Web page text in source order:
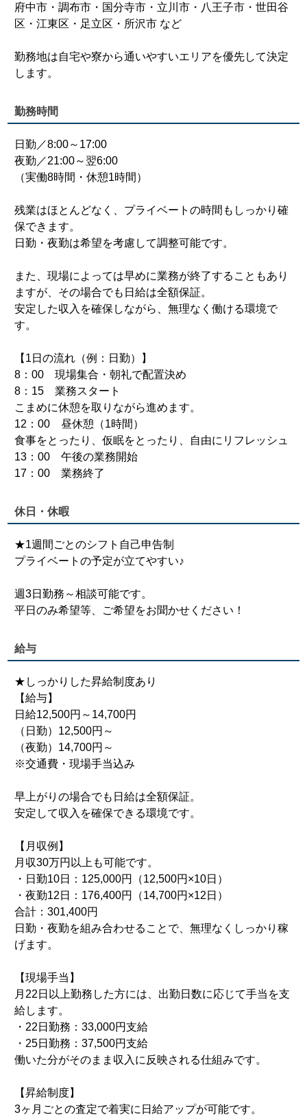
府中市・調布市・国分寺市・立川市・八王子市・世田谷
区・江東区・足立区・所沢市 など
勤務地は自宅や寮から通いやすいエリアを優先して決定
します。
勤務時間
日勤／8:00～17:00
夜勤／21:00～翌6:00
（実働8時間・休憩1時間）
残業はほとんどなく、プライベートの時間もしっかり確
保できます。
日勤・夜勤は希望を考慮して調整可能です。
また、現場によっては早めに業務が終了することもあり
ますが、その場合でも日給は全額保証。
安定した収入を確保しながら、無理なく働ける環境で
す。
【1日の流れ（例：日勤）】
8：00 現場集合・朝礼で配置決め
8：15 業務スタート
こまめに休憩を取りながら進めます。
12：00 昼休憩（1時間）
食事をとったり、仮眠をとったり、自由にリフレッシュ
13：00 午後の業務開始
17：00 業務終了
休日・休暇
★1週間ごとのシフト自己申告制
プライベートの予定が立てやすい♪
週3日勤務～相談可能です。
平日のみ希望等、ご希望をお聞かせください！
給与
★しっかりした昇給制度あり
【給与】
日給12,500円～14,700円
（日勤）12,500円～
（夜勤）14,700円～
※交通費・現場手当込み
早上がりの場合でも日給は全額保証。
安定して収入を確保できる環境です。
【月収例】
月収30万円以上も可能です。
・日勤10日：125,000円（12,500円×10日）
・夜勤12日：176,400円（14,700円×12日）
合計：301,400円
日勤・夜勤を組み合わせることで、無理なくしっかり稼
げます。
【現場手当】
月22日以上勤務した方には、出勤日数に応じて手当を支
給します。
・22日勤務：33,000円支給
・25日勤務：37,500円支給
働いた分がそのまま収入に反映される仕組みです。
【昇給制度】
3ヶ月ごとの査定で着実に日給アップが可能です。